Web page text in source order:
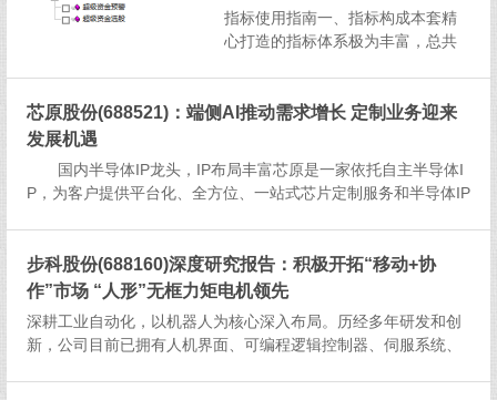
指标使用指南一、指标构成本套精
心打造的指标体系极为丰富，总共
标，总计7个指标，为投资者提供全
辑：该选股指标筛选出的股票需...
芯原股份(688521)：端侧AI推动需求增长 定制业务迎来
发展机遇
国内半导体IP龙头，IP布局丰富芯原是一家依托自主半导体I
P，为客户提供平台化、全方位、一站式芯片定制服务和半导体IP
步科股份(688160)深度研究报告：积极开拓“移动+协
作”市场 “人形”无框力矩电机领先
深耕工业自动化，以机器人为核心深入布局。历经多年研发和创
新，公司目前已拥有人机界面、可编程逻辑控制器、伺服系统、